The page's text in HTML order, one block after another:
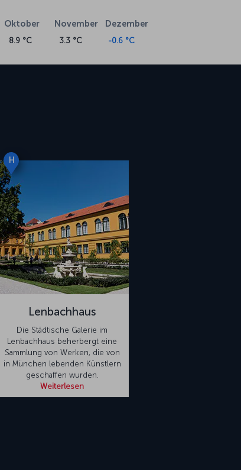
Oktober
8.9 °C
November
3.3 °C
Dezember
-0.6 °C
H
Lenbachhaus
Die Städtische Galerie im
Lenbachhaus beherbergt eine
Sammlung von Werken, die von
in München lebenden Künstlern
geschaffen wurden.
Weiterlesen